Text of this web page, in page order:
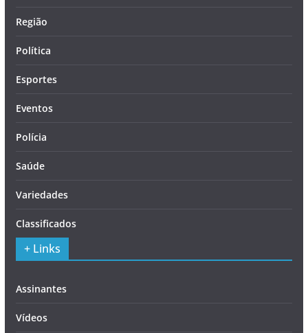
Região
Política
Esportes
Eventos
Polícia
Saúde
Variedades
Classificados
+ Links
Assinantes
Vídeos